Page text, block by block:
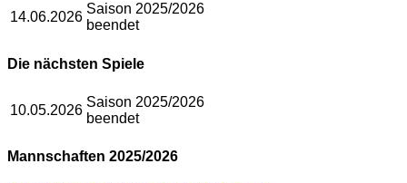
14.06.2026
Saison 2025/2026
beendet
Die nächsten Spiele
10.05.2026
Saison 2025/2026
beendet
Mannschaften 2025/2026